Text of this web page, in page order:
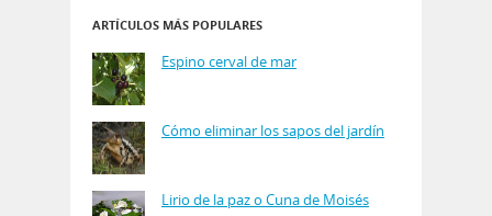
ARTÍCULOS MÁS POPULARES
Espino cerval de mar
Cómo eliminar los sapos del jardín
Lirio de la paz o Cuna de Moisés